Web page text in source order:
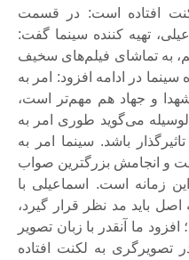
افتاده است: در قسمت
تهیه کننده سینما گفت:
به تماشای فیلم‌های سخیف
سینما در ادامه افزود: امر به
و جهاد هم مهم‌تر است،
می‌گوید طوری امر به
باشد. سینما امر به
و انجامش بزرگترین صواب
زمانه است. اسماعیلی با
اصل باید مد نظر قرار گیرد،
ما آنقدر با زبان تصویر
به لکنت افتاده